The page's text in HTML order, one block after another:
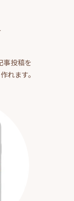
事投稿を
れます。